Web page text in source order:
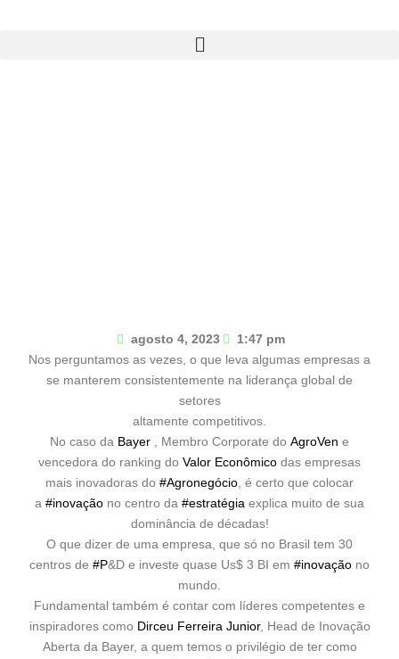
agosto 4, 2023
1:47 pm
Nos perguntamos as vezes, o que leva algumas empresas a
se manterem consistentemente na liderança global de
setores
altamente competitivos.
No caso da Bayer , Membro Corporate do AgroVen e
vencedora do ranking do Valor Econômico das empresas
mais inovadoras do #Agronegócio , é certo que colocar
a #inovação no centro da #estratégia explica muito de sua
dominância de décadas!
O que dizer de uma empresa, que só no Brasil tem 30
centros de #P&D e investe quase Us$ 3 BI em #inovação no
mundo.
Fundamental também é contar com líderes competentes e
inspiradores como Dirceu Ferreira Junior, Head de Inovação
Aberta da Bayer, a quem temos o privilégio de ter como